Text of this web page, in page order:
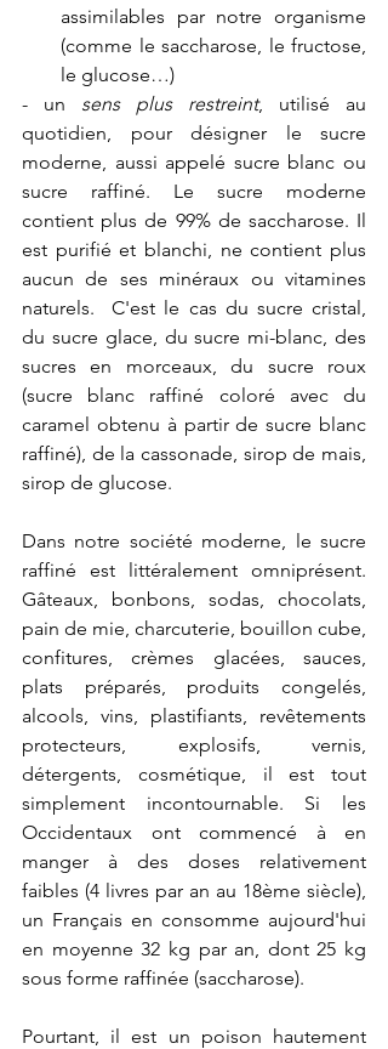
assimilables par notre organisme
(comme le saccharose, le fructose,
le glucose…)
- un sens plus restreint, utilisé au
quotidien, pour désigner le sucre
moderne, aussi appelé sucre blanc ou
sucre raffiné. Le sucre moderne
contient plus de 99% de saccharose. Il
est purifié et blanchi, ne contient plus
aucun de ses minéraux ou vitamines
naturels.  C'est le cas du sucre cristal,
du sucre glace, du sucre mi-blanc, des
sucres en morceaux, du sucre roux
(sucre blanc raffiné coloré avec du
caramel obtenu à partir de sucre blanc
raffiné), de la cassonade, sirop de mais,
sirop de glucose.
Dans notre société moderne, le sucre
raffiné est littéralement omniprésent.
Gâteaux, bonbons, sodas, chocolats,
pain de mie, charcuterie, bouillon cube,
confitures, crèmes glacées, sauces,
plats préparés, produits congelés,
alcools, vins, plastifiants, revêtements
protecteurs, explosifs, vernis,
détergents, cosmétique, il est tout
simplement incontournable. Si les
Occidentaux ont commencé à en
manger à des doses relativement
faibles (4 livres par an au 18ème siècle),
un Français en consomme aujourd'hui
en moyenne 32 kg par an, dont 25 kg
sous forme raffinée (saccharose).
Pourtant, il est un poison hautement